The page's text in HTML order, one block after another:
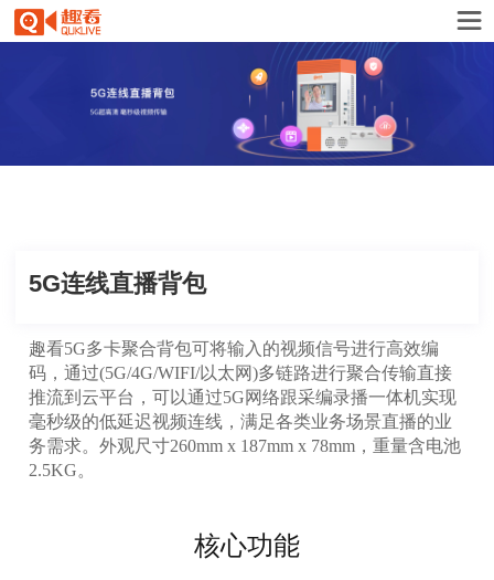
5G连线直播背包
趣看5G多卡聚合背包可将输入的视频信号进行高效编
码，通过(5G/4G/WIFI/以太网)多链路进行聚合传输直接
推流到云平台，可以通过5G网络跟采编录播一体机实现
毫秒级的低延迟视频连线，满足各类业务场景直播的业
务需求。外观尺寸260mm x 187mm x 78mm，重量含电池
2.5KG。
核心功能